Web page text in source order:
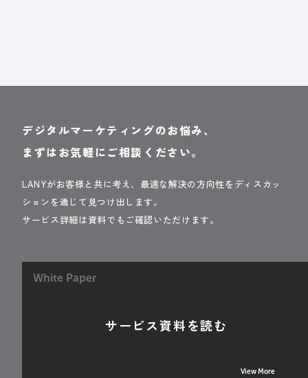
デジタルマーケティングのお悩み、
まずはお気軽にご相談ください。
LANYがお客様と共に考え、最適な解決の方向性をディスカッ
ションを通じて見つけ出します。
サービス詳細は資料でもご確認いただけます。
White Paper
サービス資料を読む
View More